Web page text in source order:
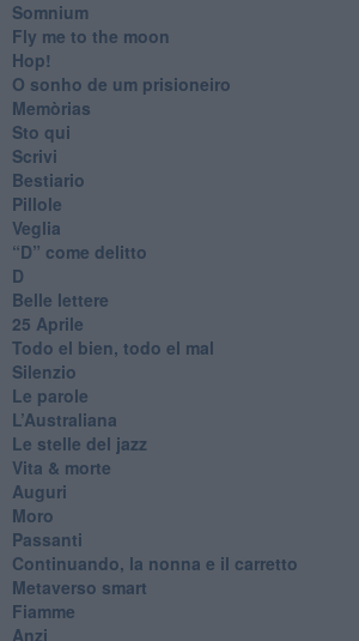
Somnium
Fly me to the moon
Hop!
O sonho de um prisioneiro
Memòrias
Sto qui
Scrivi
Bestiario
Pillole
Veglia
​“D” come delitto
D
Belle lettere
25 Aprile
Todo el bien, todo el mal
Silenzio
Le parole
​L’Australiana
Le stelle del jazz
Vita & morte
Auguri
Moro
Passanti
Continuando, la nonna e il carretto
Metaverso smart
Fiamme
Anzi